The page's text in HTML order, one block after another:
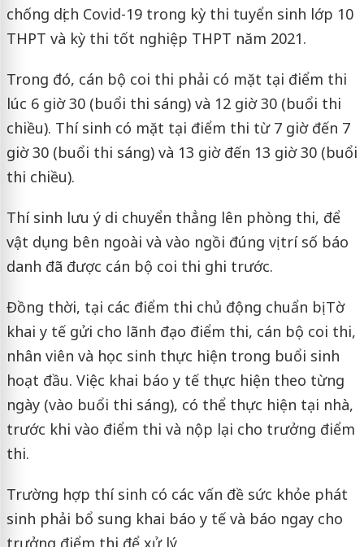
chống dịch Covid-19 trong kỳ thi tuyển sinh lớp 10
THPT và kỳ thi tốt nghiệp THPT năm 2021.
Trong đó, cán bộ coi thi phải có mặt tại điểm thi
lúc 6 giờ 30 (buổi thi sáng) và 12 giờ 30 (buổi thi
chiều). Thí sinh có mặt tại điểm thi từ 7 giờ đến 7
giờ 30 (buổi thi sáng) và 13 giờ đến 13 giờ 30 (buổi
thi chiều).
Thí sinh lưu ý di chuyển thẳng lên phòng thi, để
vật dụng bên ngoài và vào ngồi đúng vị trí số báo
danh đã được cán bộ coi thi ghi trước.
Đồng thời, tại các điểm thi chủ động chuẩn bị Tờ
khai y tế gửi cho lãnh đạo điểm thi, cán bộ coi thi,
nhân viên và học sinh thực hiện trong buổi sinh
hoạt đầu. Việc khai báo y tế thực hiện theo từng
ngày (vào buổi thi sáng), có thể thực hiện tại nhà,
trước khi vào điểm thi và nộp lại cho trưởng điểm
thi.
Trường hợp thí sinh có các vấn đề sức khỏe phát
sinh phải bổ sung khai báo y tế và báo ngay cho
trưởng điểm thi để xử lý.